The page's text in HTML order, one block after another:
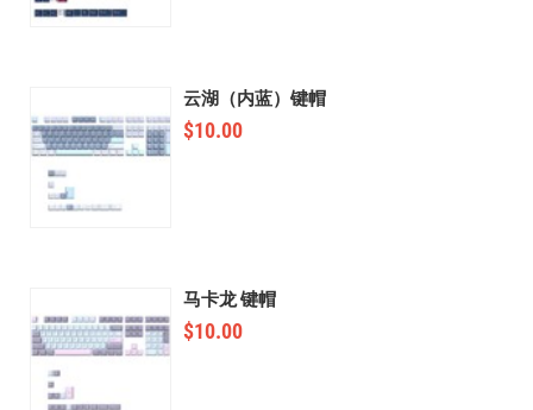
云湖（内蓝）键帽
$10.00
马卡龙 键帽
$10.00